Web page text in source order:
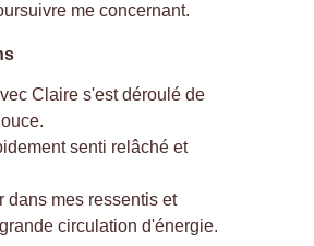
me concernant.
Claire s'est déroulé de
senti relâché et
dans mes ressentis et
circulation d'énergie.